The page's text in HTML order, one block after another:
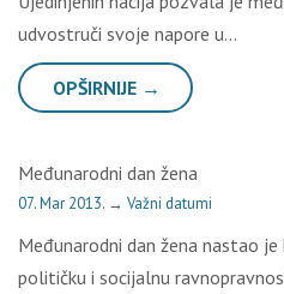
udvostruči svoje napore u…
OPŠIRNIJE →
Međunarodni dan žena
07. Mar 2013. → Važni datumi
Međunarodni dan žena nastao
političku i socijalnu